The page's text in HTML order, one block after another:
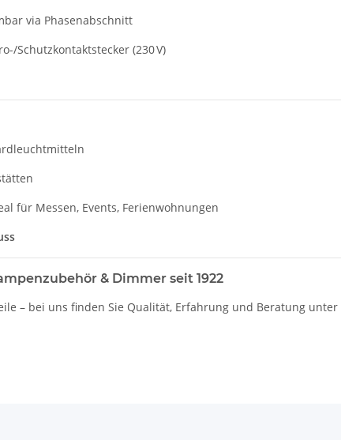
via Phasenabschnitt
Schutzkontaktstecker (230 V)
für Messen, Events, Ferienwohnungen
& Dimmer seit 1922
– bei uns finden Sie Qualität, Erfahrung und Beratung